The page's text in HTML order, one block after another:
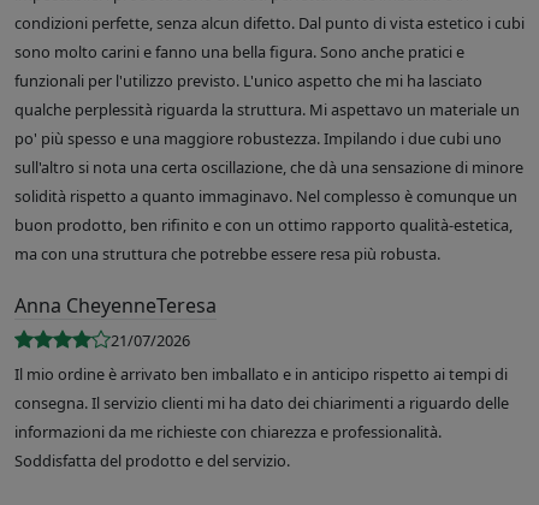
condizioni perfette, senza alcun difetto. Dal punto di vista estetico i cubi
sono molto carini e fanno una bella figura. Sono anche pratici e
funzionali per l'utilizzo previsto. L'unico aspetto che mi ha lasciato
qualche perplessità riguarda la struttura. Mi aspettavo un materiale un
po' più spesso e una maggiore robustezza. Impilando i due cubi uno
sull'altro si nota una certa oscillazione, che dà una sensazione di minore
solidità rispetto a quanto immaginavo. Nel complesso è comunque un
buon prodotto, ben rifinito e con un ottimo rapporto qualità-estetica,
ma con una struttura che potrebbe essere resa più robusta.
Anna CheyenneTeresa
21/07/2026
Il mio ordine è arrivato ben imballato e in anticipo rispetto ai tempi di
consegna. Il servizio clienti mi ha dato dei chiarimenti a riguardo delle
informazioni da me richieste con chiarezza e professionalità.
Soddisfatta del prodotto e del servizio.